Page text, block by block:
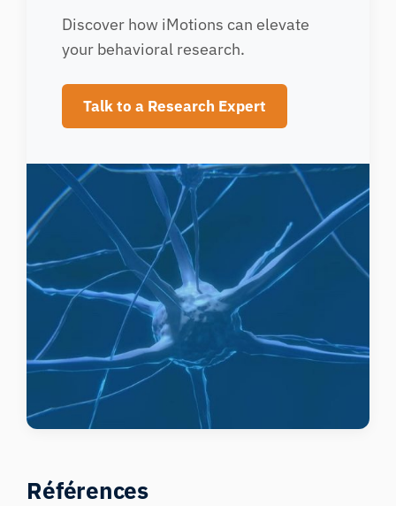
Discover how iMotions can elevate
your behavioral research.
Talk to a Research Expert
Références